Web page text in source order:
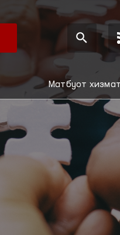
Матбуот